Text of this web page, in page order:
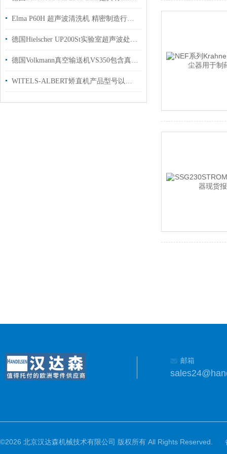
Elma P60H 超声波清洗机 精密制造行业应用解析
德国Hielscher UP200St实验室超声波处理器26kHz自动频率调节
德国Volkmann真空输送机VS350包含真空泵G2700技术手册
WITELS-ALBERT矫直机产品型号以及特点
邮箱
©2026 北京汉达森机械技术有限公司 版权所有 All Rights Reserved.